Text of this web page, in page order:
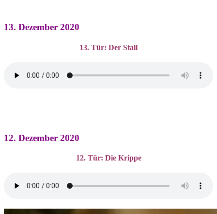
13. Dezember 2020
13. Tür: Der Stall
12. Dezember 2020
12. Tür: Die Krippe